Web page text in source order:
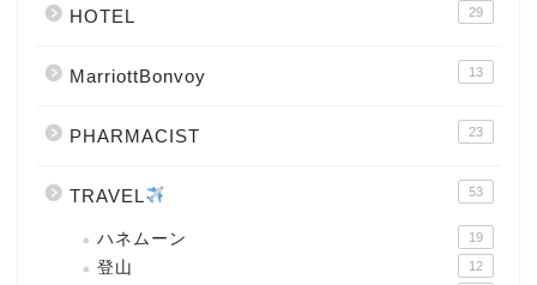
HOTEL 29
MarriottBonvoy 13
PHARMACIST 23
TRAVEL 53
ハネムーン 19
登山 12